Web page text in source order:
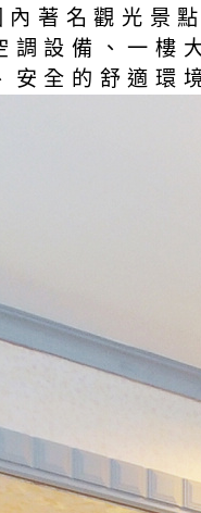
著名觀光景
設備、一樓
全的舒適環